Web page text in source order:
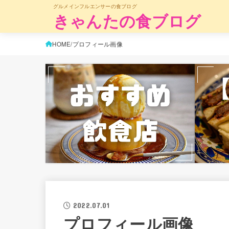
グルメインフルエンサーの食ブログ
きゃんたの食ブログ
HOME プロフィール画像
2022.07.01
プロフィール画像